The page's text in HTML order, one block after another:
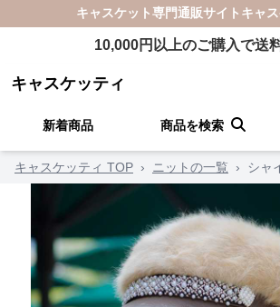
キャスケット専門通販サイト キャ
10,000円以上のご購入で送
キャスケッティ
新着商品 商品を検索
キャスケッティ TOP › ニットの一覧 › シャ